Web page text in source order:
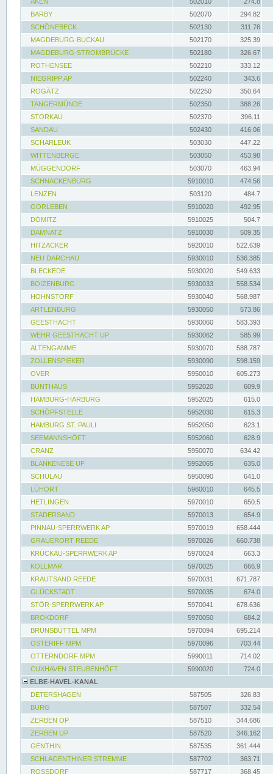
BARBY
502070
294.82
SCHÖNEBECK
502130
311.76
MAGDEBURG-BUCKAU
502170
325.39
MAGDEBURG-STROMBRÜCKE
502180
326.67
ROTHENSEE
502210
333.12
NIEGRIPP AP
502240
343.6
ROGÄTZ
502250
350.64
TANGERMÜNDE
502350
388.26
STORKAU
502370
396.11
SANDAU
502430
416.06
SCHARLEUK
503030
447.22
WITTENBERGE
503050
453.98
MÜGGENDORF
503070
463.94
SCHNACKENBURG
5910010
474.56
LENZEN
503120
484.7
GORLEBEN
5910020
492.95
DÖMITZ
5910025
504.7
DAMNATZ
5910030
509.35
HITZACKER
5920010
522.639
NEU DARCHAU
5930010
536.385
BLECKEDE
5930020
549.633
BOIZENBURG
5930033
558.534
HOHNSTORF
5930040
568.987
ARTLENBURG
5930050
573.86
GEESTHACHT
5930060
583.393
WEHR GEESTHACHT UP
5930062
585.99
ALTENGAMME
5930070
588.787
ZOLLENSPIEKER
5930090
598.159
OVER
5950010
605.273
BUNTHAUS
5952020
609.9
HAMBURG-HARBURG
5952025
615.0
SCHÖPFSTELLE
5952030
615.3
HAMBURG ST. PAULI
5952050
623.1
SEEMANNSHÖFT
5952060
628.9
CRANZ
5950070
634.42
BLANKENESE UF
5952065
635.0
SCHULAU
5950090
641.0
LÜHORT
5960010
645.5
HETLINGEN
5970010
650.5
STADERSAND
5970013
654.9
PINNAU-SPERRWERK AP
5970019
658.444
GRAUERORT REEDE
5970026
660.738
KRÜCKAU-SPERRWERK AP
5970024
663.3
KOLLMAR
5970025
666.9
KRAUTSAND REEDE
5970031
671.787
GLÜCKSTADT
5970035
674.0
STÖR-SPERRWERK AP
5970041
678.636
BROKDORF
5970050
684.2
BRUNSBÜTTEL MPM
5970094
695.214
OSTERIFF MPM
5970096
703.44
OTTERNDORF MPM
5990011
714.02
CUXHAVEN STEUBENHÖFT
5990020
724.0
ELBE-HAVEL-KANAL
DETERSHAGEN
587505
326.83
BURG
587507
332.54
ZERBEN OP
587510
344.686
ZERBEN UP
587520
346.162
GENTHIN
587535
361.444
SCHLAGENTHINER STREMME
587702
363.71
ROSSDORF
587717 368.45